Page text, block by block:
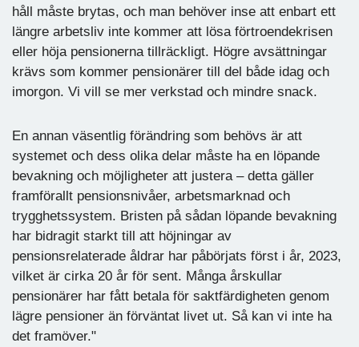
håll måste brytas, och man behöver inse att enbart ett
längre arbetsliv inte kommer att lösa förtroendekrisen
eller höja pensionerna tillräckligt. Högre avsättningar
krävs som kommer pensionärer till del både idag och
imorgon. Vi vill se mer verkstad och mindre snack.
En annan väsentlig förändring som behövs är att
systemet och dess olika delar måste ha en löpande
bevakning och möjligheter att justera – detta gäller
framförallt pensionsnivåer, arbetsmarknad och
trygghetssystem. Bristen på sådan löpande bevakning
har bidragit starkt till att höjningar av
pensionsrelaterade åldrar har påbörjats först i år, 2023,
vilket är cirka 20 år för sent. Många årskullar
pensionärer har fått betala för saktfärdigheten genom
lägre pensioner än förväntat livet ut. Så kan vi inte ha
det framöver."